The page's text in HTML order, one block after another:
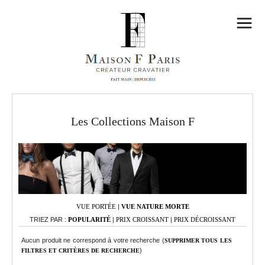
Les Collections Maison F
VUE PORTÉE| VUE NATURE MORTE
TRIEZ PAR : POPULARITÉ PRIX CROISSANT PRIX DÉCROISSANT
Aucun produit ne correspond à votre recherche (SUPPRIMER TOUS LES
FILTRES ET CRITÈRES DE RECHERCHE)